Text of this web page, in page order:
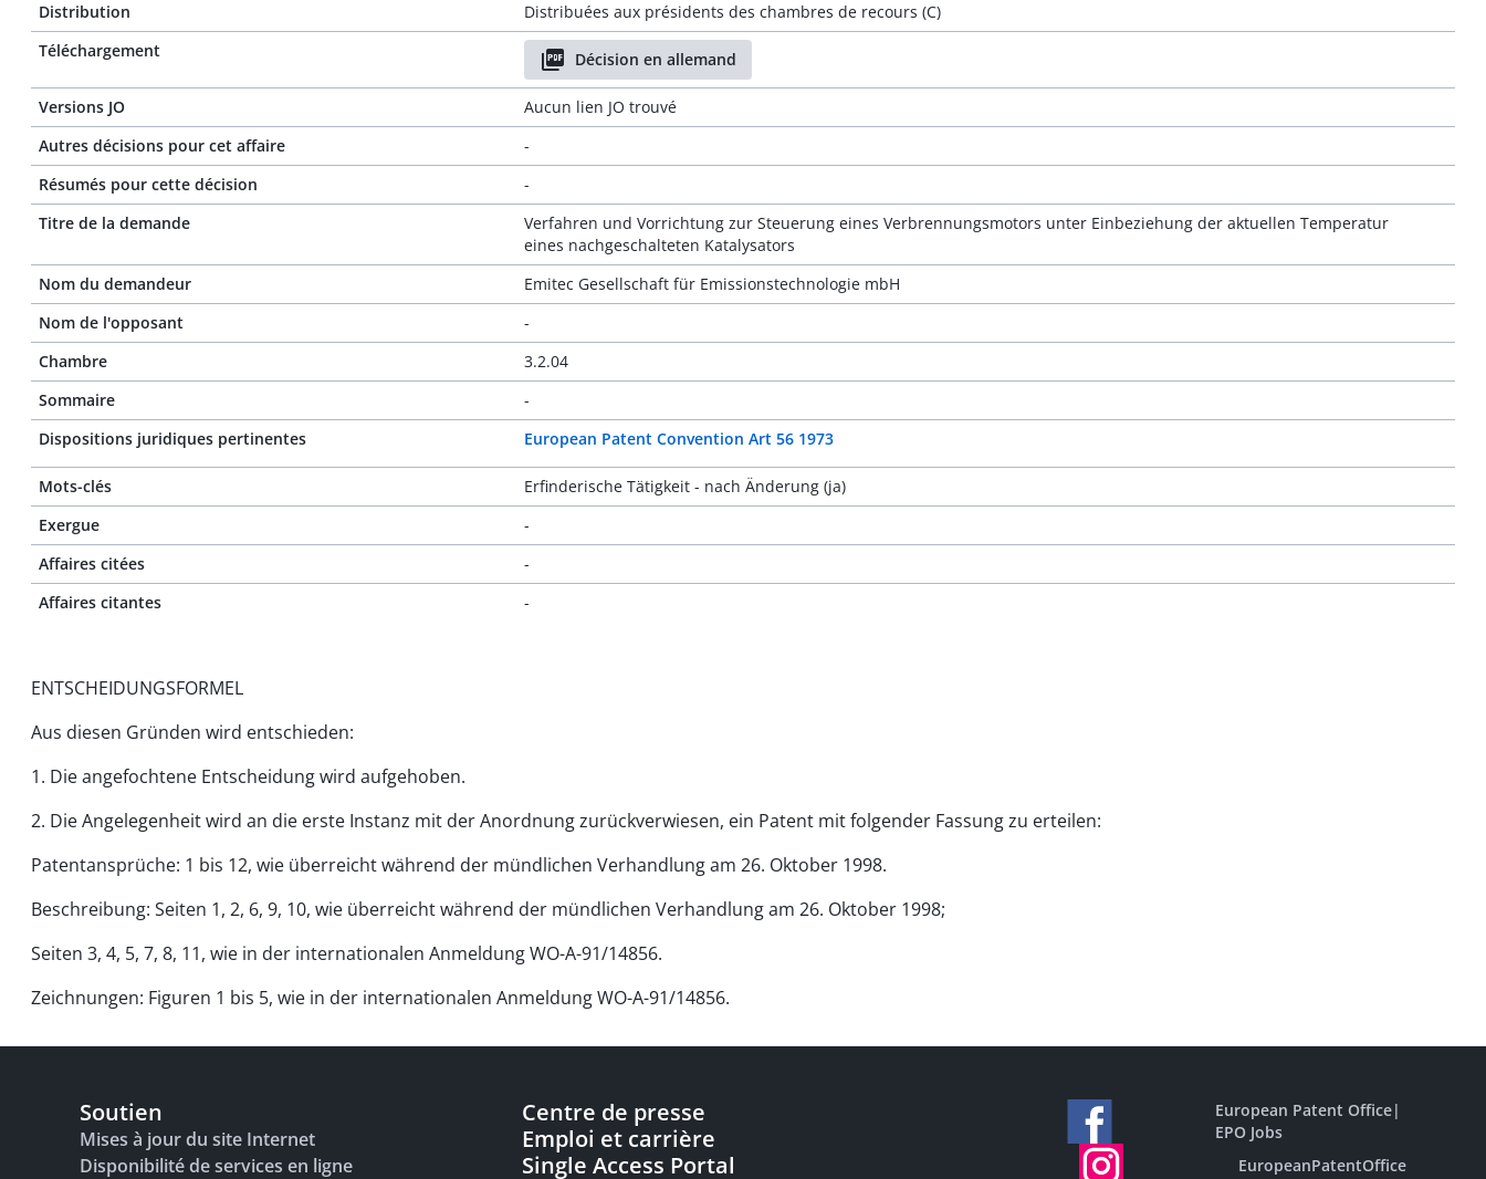
Distribution
Distribuées aux présidents des chambres de recours (C)
Téléchargement
Décision en allemand
Versions JO
Aucun lien JO trouvé
Autres décisions pour cet affaire
-
Résumés pour cette décision
-
Titre de la demande
Verfahren und Vorrichtung zur Steuerung eines Verbrennungsmotors unter Einbeziehung der aktuellen Temperatur
eines nachgeschalteten Katalysators
Nom du demandeur
Emitec Gesellschaft für Emissionstechnologie mbH
Nom de l'opposant
-
Chambre
3.2.04
Sommaire
-
Dispositions juridiques pertinentes
European Patent Convention Art 56 1973
Mots-clés
Erfinderische Tätigkeit - nach Änderung (ja)
Exergue
-
Affaires citées
-
Affaires citantes
-
ENTSCHEIDUNGSFORMEL
Aus diesen Gründen wird entschieden:
1. Die angefochtene Entscheidung wird aufgehoben.
2. Die Angelegenheit wird an die erste Instanz mit der Anordnung zurückverwiesen, ein Patent mit folgender Fassung zu erteilen:
Patentansprüche: 1 bis 12, wie überreicht während der mündlichen Verhandlung am 26. Oktober 1998.
Beschreibung: Seiten 1, 2, 6, 9, 10, wie überreicht während der mündlichen Verhandlung am 26. Oktober 1998;
Seiten 3, 4, 5, 7, 8, 11, wie in der internationalen Anmeldung WO-A-91/14856.
Zeichnungen: Figuren 1 bis 5, wie in der internationalen Anmeldung WO-A-91/14856.
Soutien
Mises à jour du site Internet
Disponibilité de services en ligne
Centre de presse
Emploi et carrière
Single Access Portal
European Patent Office|
EPO Jobs
EuropeanPatentOffice